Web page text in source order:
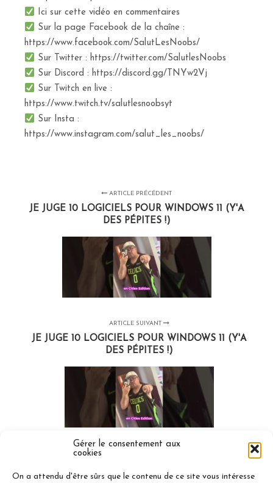
Gérer le consentement aux
cookies
On a attendu d'être sûrs que le contenu de ce site vous intéresse
Ici sur cette vidéo en commentaires
Sur la page Facebook de la chaîne :
https://www.facebook.com/SalutLesNoobs/
Sur Twitter : https://twitter.com/SalutlesNoobs
Sur Discord : https://discord.gg/TNYw2Vj
Sur Twitch en live :
https://www.twitch.tv/salutlesnoobsyt
Sur Insta :
https://www.instagram.com/salut_les_noobs/
ARTICLE PRÉCÉDENT
JE JUGE 10 LOGICIELS POUR WINDOWS 11 (Y'A
DES PÉPITES !)
ARTICLE SUIVANT
JE JUGE 10 LOGICIELS POUR WINDOWS 11 (Y'A
DES PÉPITES !)